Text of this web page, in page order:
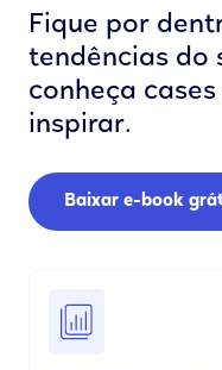
Fique por
tendências do
conheça
inspirar.
Baixar e-book